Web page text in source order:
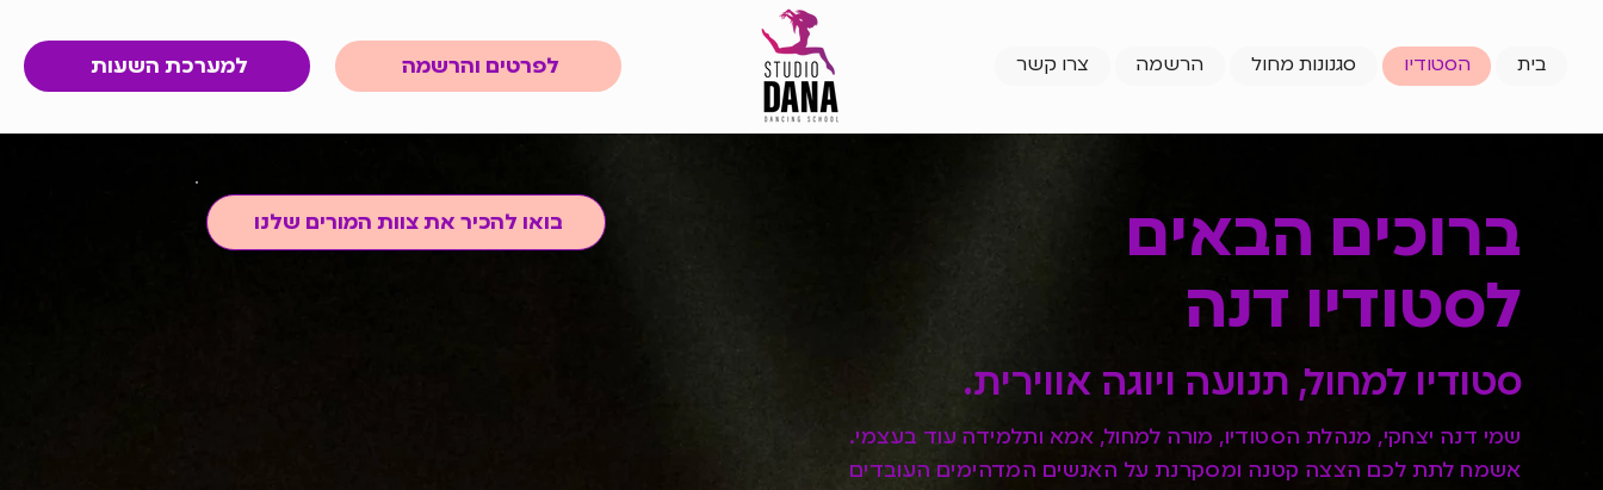
בית הסטודיו סגנונות מחול הרשמה צרו קשר למערכת השעות לפרטים והרשמה
בואו להכיר את צוות המורים שלנו
ברוכים הבאים
לסטודיו דנה
סטודיו למחול, תנועה ויוגה אווירית.
שמי דנה יצחקי, מנהלת הסטודיו, מורה למחול, אמא ותלמידה עוד בעצמי.
אשמח לתת לכם הצצה קטנה ומסקרנת על האנשים המדהימים העובדים